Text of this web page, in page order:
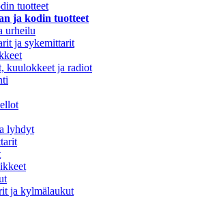
tuotteet
ja kodin tuotteet
urheilu
ja sykemittarit
kuulokkeet ja radiot
lyhdyt
ja kylmälaukut